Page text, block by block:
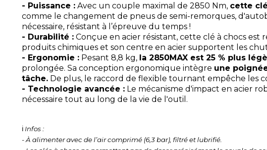
- Puissance : Avec un couple maximal de 2850 Nm, cette
comme le changement de pneus de semi-remorques,
nécessaire, résistant à l’épreuve du temps !
- Durabilité : Conçue en acier résistant, cette clé à chocs
produits chimiques et son centre en acier supportent les
- Ergonomie : Pesant 8,8 kg, la 2850MAX est 25 % plus
prolongée. Sa conception ergonomique intègre une
tâche. De plus, le raccord de flexible tournant empêche les
- Technologie avancée : Le mécanisme d'impact en acier
nécessaire tout au long de la vie de l'outil.
ℹ️ Infos :
- À alimenter avec de l’air comprimé (6,3 bar), filtré et lubrifié.